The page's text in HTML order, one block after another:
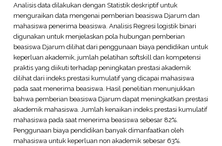
Analisis data dilakukan dengan Statistik deskriptif untuk
menguraikan data mengenai pemberian beasiswa Djarum dan
mahasiswa penerima beasiswa. Analisis Regresi logistik binari
digunakan untuk menjelaskan pola hubungan pemberian
beasiswa Djarum dilihat dari penggunaan biaya pendidikan untuk
keperluan akademik, jumlah pelatihan softskill dan kompetensi
praktis yang diikuti terhadap peningkatan prestasi akademik
dilihat dari indeks prestasi kumulatif yang dicapai mahasiswa
pada saat menerima beasiswa. Hasil penelitian menunjukkan
bahwa pemberian beasiswa Djarum dapat meningkatkan prestasi
akademik mahasiswa. Jumlah kenaikan indeks prestasi kumulatif
mahasiswa pada saat menerima beasiswa sebesar 82%.
Penggunaan biaya pendidikan banyak dimanfaatkan oleh
mahasiswa untuk keperluan non akademik sebesar 63%.